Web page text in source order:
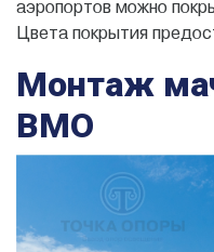
аэропортов можно
Цвета покрытия
Монтаж
ВМО